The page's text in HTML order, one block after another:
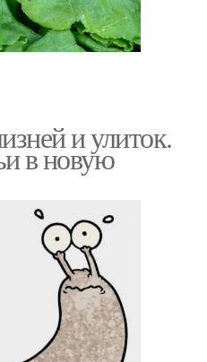
и улиток.
в новую